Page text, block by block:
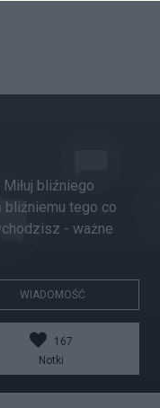
bliźniego
tego co
- ważne
WIADOMOŚĆ
167
Notki